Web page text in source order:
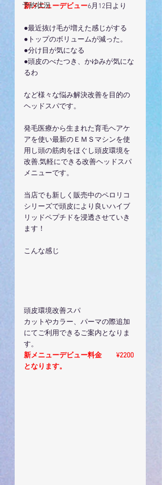
予約状況
新メニューデビュー6月12日より
●最近抜け毛が増えた感じがする
●トップのボリュームが減った。
●分け目が気になる
●頭皮のべたつき、かゆみが気にな
るわ
など様々な悩み解決改善を目的の
ヘッドスパです。
発毛医療から生まれた育毛ヘアケ
アを使い最新のＥＭＳマシンを使
用し頭の筋肉をほぐし頭皮環境を
改善,気軽にできる改善ヘッドスパ
メニューです。
当店でも新しく販売中のペロリコ
シリーズで頭皮により良いハイブ
リッドペプチドを浸透させていき
ます！
こんな感じ
頭皮環境改善スパ
カットやカラー、パーマの際追加
にてご利用できるご案内となりま
す。
新メニューデビュー料金　　¥2200
となります。